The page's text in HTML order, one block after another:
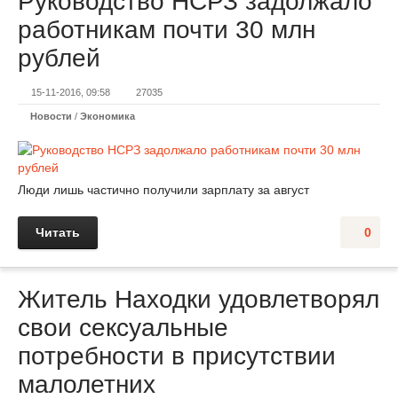
работникам почти 30 млн
рублей
15-11-2016, 09:58 27035
Новости / Экономика
Люди лишь частично получили зарплату за август
0
Читать
Житель Находки удовлетворял
свои сексуальные
потребности в присутствии
малолетних